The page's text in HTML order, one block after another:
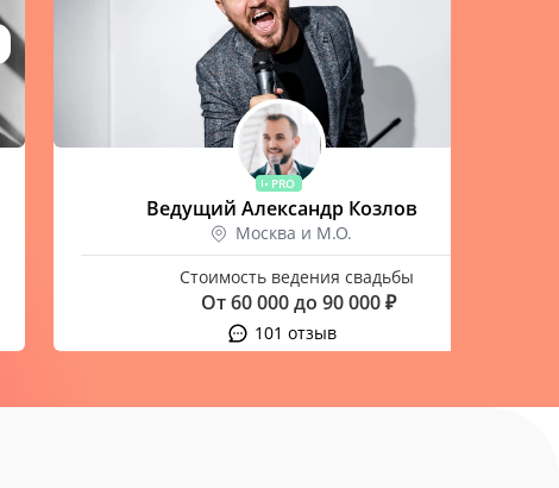
PRO
Ведущий Александр Козлов
Москва и М.О.
Стоимость ведения свадьбы
От 60 000 до 90 000 ₽
101 отзыв